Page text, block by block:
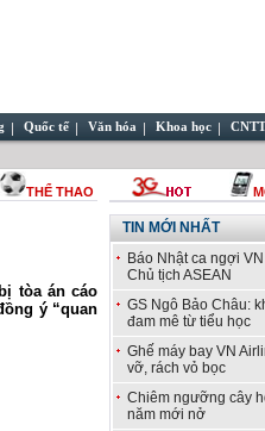
Quốc tế Văn hóa Khoa học
THỂ THAO
tòa án cáo
ý “quan
TIN MỚI NHẤT
Báo Nhật ca ngợi
Chủ tịch ASEAN
GS Ngô Bảo Châu:
đam mê từ tiểu học
Ghế máy bay VN
vỡ, rách vỏ bọc
Chiêm ngưỡng cây
năm mới nở